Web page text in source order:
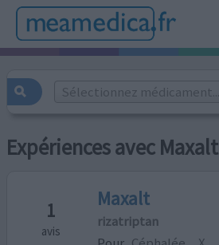
Sélectionnez médicament...
Expériences avec Maxalt
1
avis
Maxalt
rizatriptan